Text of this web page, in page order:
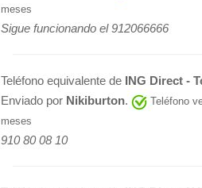
meses
Sigue funcionando el 912066666
Teléfono equivalente de
ING Direct -
Enviado por Nikiburton.
Teléfono
meses
910 80 08 10